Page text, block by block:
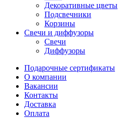
Декоративные цветы
Подсвечники
Корзины
Свечи и диффузоры
Свечи
Диффузоры
Подарочные сертификаты
О компании
Вакансии
Контакты
Доставка
Оплата